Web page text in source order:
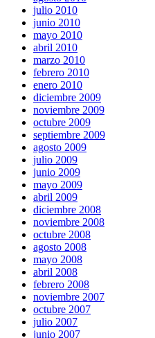
julio 2010
junio 2010
mayo 2010
abril 2010
marzo 2010
febrero 2010
enero 2010
diciembre 2009
noviembre 2009
octubre 2009
septiembre 2009
agosto 2009
julio 2009
junio 2009
mayo 2009
abril 2009
diciembre 2008
noviembre 2008
octubre 2008
agosto 2008
mayo 2008
abril 2008
febrero 2008
noviembre 2007
octubre 2007
julio 2007
junio 2007